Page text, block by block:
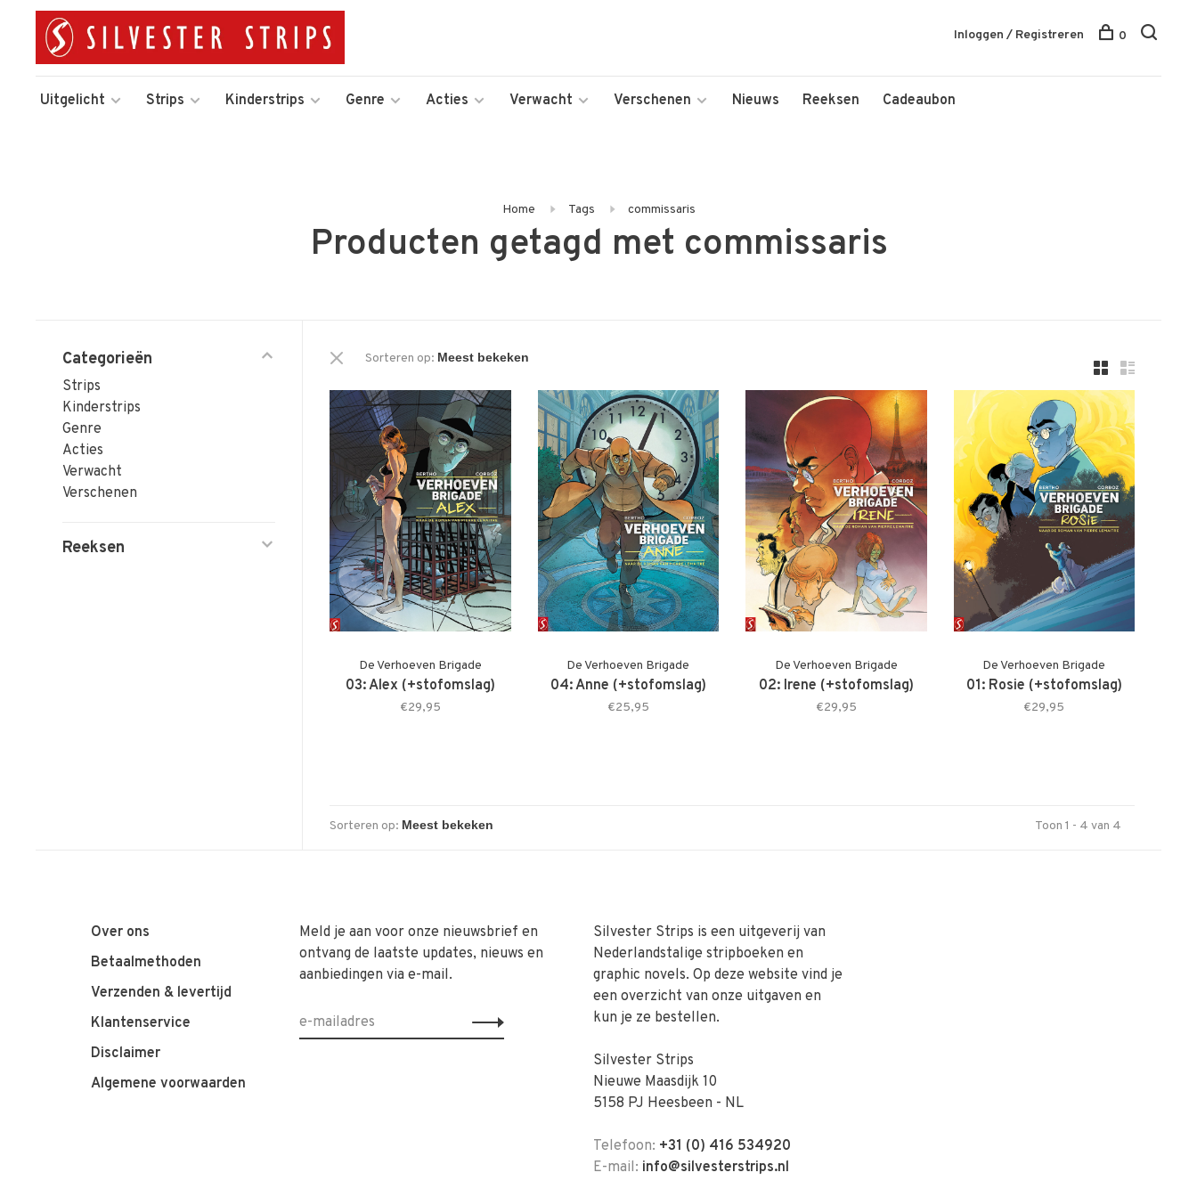
Uitgelicht Strips Kinderstrips Genre Acties Verwacht Verschenen Nieuws Reeksen Cadeaubon
Inloggen / Registreren 0
Home Tags commissaris
Producten getagd met commissaris
Categorieën
Strips
Kinderstrips
Genre
Acties
Verwacht
Verschenen
Reeksen
Sorteren op:
De Verhoeven Brigade
03: Alex (+stofomslag)
€29,95
De Verhoeven Brigade
04: Anne (+stofomslag)
€25,95
De Verhoeven Brigade
02: Irene (+stofomslag)
€29,95
De Verhoeven Brigade
01: Rosie (+stofomslag)
€29,95
Sorteren op: Toon 1 - 4 van 4
Over ons
Betaalmethoden
Verzenden & levertijd
Klantenservice
Disclaimer
Algemene voorwaarden
Meld je aan voor onze nieuwsbrief en
ontvang de laatste updates, nieuws en
aanbiedingen via e-mail.
Silvester Strips is een uitgeverij van
Nederlandstalige stripboeken en
graphic novels. Op deze website vind je
een overzicht van onze uitgaven en
kun je ze bestellen.
Silvester Strips
Nieuwe Maasdijk 10
5158 PJ Heesbeen - NL
Telefoon: +31 (0) 416 534920
E-mail: info@silvesterstrips.nl